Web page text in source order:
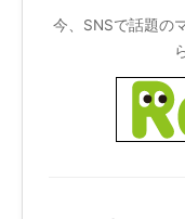
今、SNSで話題の